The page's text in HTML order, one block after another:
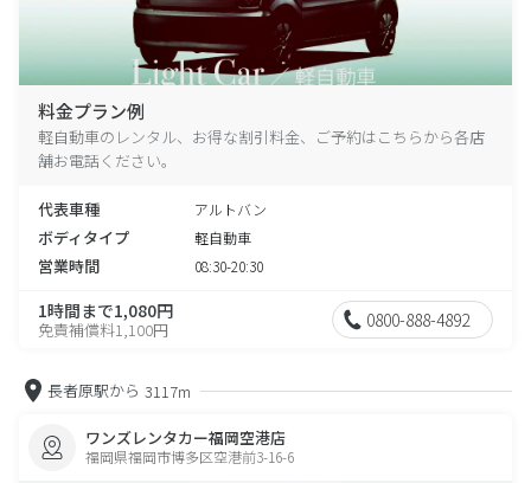
料金プラン例
軽自動車のレンタル、お得な割引料金、ご予約はこちらから各店
舗お電話ください。
代表車種 アルトバン
ボディタイプ 軽自動車
営業時間 08:30-20:30
1時間まで1,080円
免責補償料1,100円 0800-888-4892
長者原駅から 3117m
ワンズレンタカー福岡空港店
福岡県福岡市博多区空港前3-16-6